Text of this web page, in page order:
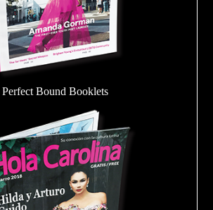
Perfect Bound Booklets